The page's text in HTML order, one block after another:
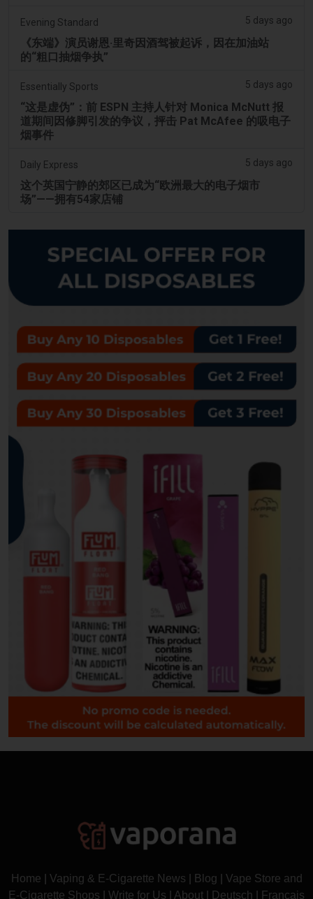
Evening Standard 5 days ago
《东端》演员谢恩·里奇因酒驾被起诉，因在加油站
的“粗口抽烟争执”
Essentially Sports 5 days ago
“这是虚伪”：前 ESPN 主持人针对 Monica McNutt 报
道期间因修脚引发的争议，抨击 Pat McAfee 的吸电子
烟事件
Daily Express 5 days ago
这个英国宁静的郊区已成为“欧洲最大的电子烟市
场”——拥有54家店铺
Home Vaping & E-Cigarette News Blog
Vape Store and
E-Cigarette Shops
Write for Us About Deutsch Français